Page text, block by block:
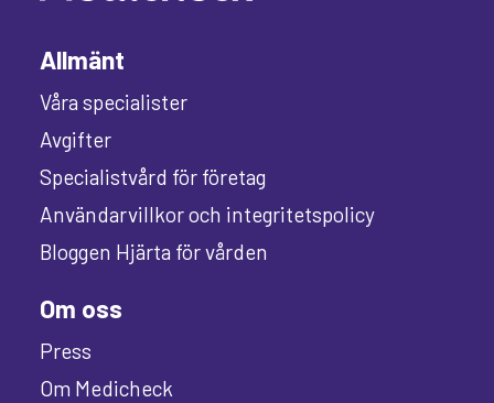
Allmänt
Våra specialister
Avgifter
Specialistvård för företag
Användarvillkor och integritetspolicy
Bloggen Hjärta för vården
Om oss
Press
Om Medicheck